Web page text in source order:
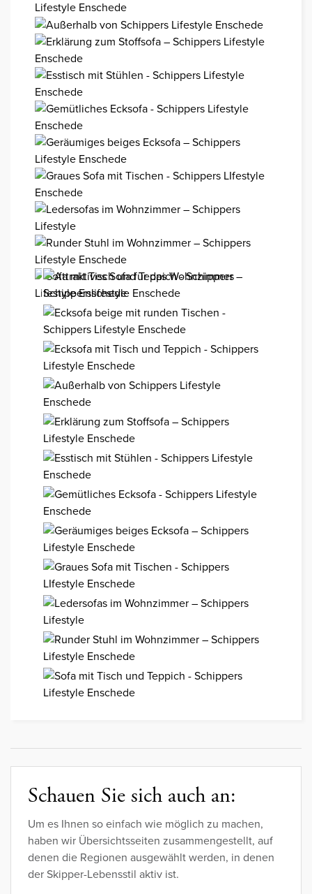
Schauen Sie sich auch an:
Um es Ihnen so einfach wie möglich zu machen,
haben wir Übersichtsseiten zusammengestellt, auf
denen die Regionen ausgewählt werden, in denen
der Skipper-Lebensstil aktiv ist.